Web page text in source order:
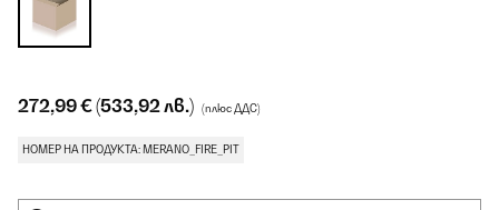
272,99 €(533,92 лв.) (плюс ДДС)
НОМЕР НА ПРОДУКТА: MERANO_FIRE_PIT